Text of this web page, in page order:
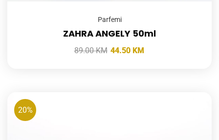
Parfemi
ZAHRA ANGELY 50ml
89.00KM 44.50 KM
20%